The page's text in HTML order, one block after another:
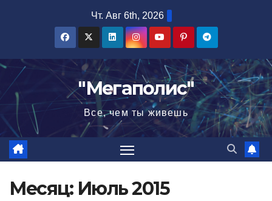
Чт. Авг 6th, 2026
"Мегаполис"
Все, чем ты живешь
Месяц: Июль 2015